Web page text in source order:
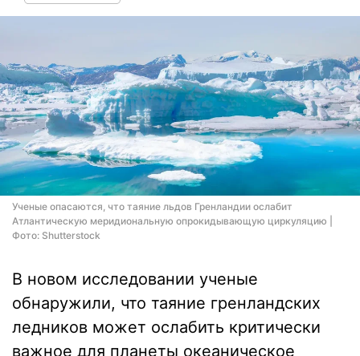
Ученые опасаются, что таяние льдов Гренландии ослабит
Атлантическую меридиональную опрокидывающую циркуляцию |
Фото: Shutterstock
В новом исследовании ученые
обнаружили, что таяние гренландских
ледников может ослабить критически
важное для планеты океаническое